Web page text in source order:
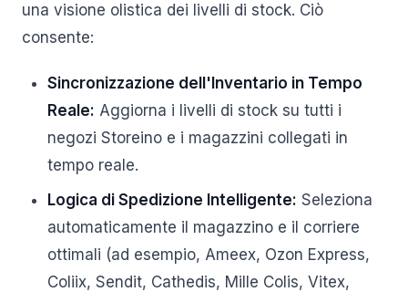
una visione olistica dei livelli di stock. Ciò
consente:
Sincronizzazione dell'Inventario in Tempo
Reale: Aggiorna i livelli di stock su tutti i
negozi Storeino e i magazzini collegati in
tempo reale.
Logica di Spedizione Intelligente: Seleziona
automaticamente il magazzino e il corriere
ottimali (ad esempio, Ameex, Ozon Express,
Coliix, Sendit, Cathedis, Mille Colis, Vitex,